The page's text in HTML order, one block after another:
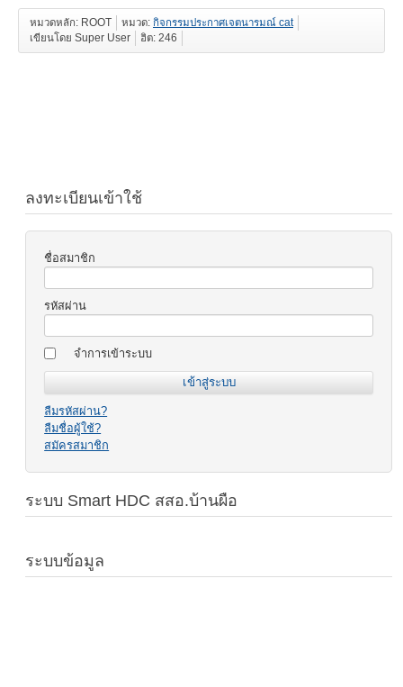
หมวดหลัก: ROOT หมวด: กิจกรรมประกาศเจตนารมณ์ cat
เขียนโดย Super User
ฮิต: 246
ลงทะเบียนเข้าใช้
ชื่อสมาชิก
รหัสผ่าน
จำการเข้าระบบ
ลืมรหัสผ่าน?
ลืมชื่อผู้ใช้?
สมัครสมาชิก
ระบบ Smart HDC สสอ.บ้านผือ
ระบบข้อมูล